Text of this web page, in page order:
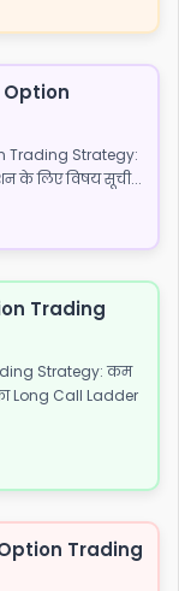
Trading Strategy:
के लिए विषय सूची...
Trading
Strategy: कम
Long Call Ladder
Trading